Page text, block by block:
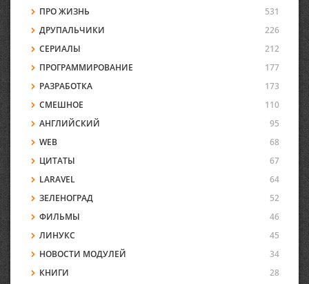
ПРО ЖИЗНЬ
531
ДРУПАЛЬЧИКИ
226
СЕРИАЛЫ
212
ПРОГРАММИРОВАНИЕ
177
РАЗРАБОТКА
173
СМЕШНОЕ
110
АНГЛИЙСКИЙ
95
WEB
68
ЦИТАТЫ
67
LARAVEL
64
ЗЕЛЕНОГРАД
52
ФИЛЬМЫ
46
ЛИНУКС
45
НОВОСТИ МОДУЛЕЙ
34
КНИГИ
28